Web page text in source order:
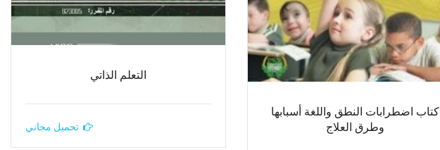
كتاب اضطرابات النطق واللغة أسبابها
وطرق العلاج
التعلم الذاتي
تحميل مجاني